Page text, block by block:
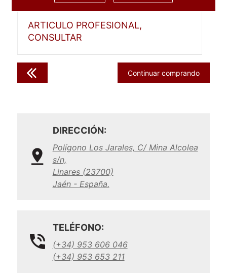
ARTICULO PROFESIONAL,
CONSULTAR
Continuar comprando
DIRECCIÓN:
Polígono Los Jarales, C/ Mina Alcolea
s/n,
Linares (23700)
Jaén - España.
TELÉFONO:
(+34) 953 606 046
(+34) 953 653 211